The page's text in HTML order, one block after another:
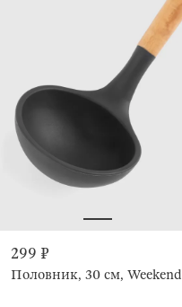
299 ₽
Половник, 30 см, Weekend